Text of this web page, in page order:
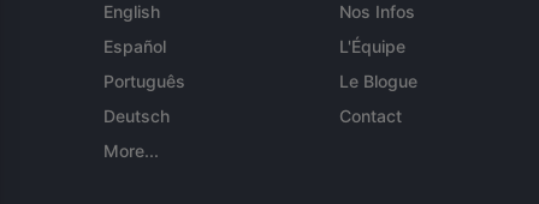
English
Español
Português
Deutsch
More...
Nos Infos
L'Équipe
Le Blogue
Contact